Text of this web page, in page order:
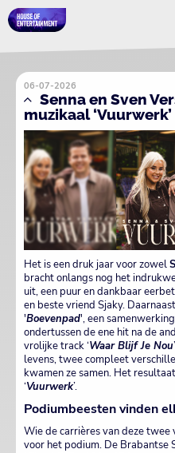
06-07-2026
Senna en Sven
muzikaal ‘Vuurwerk’
Het is een druk jaar voor zowel
bracht onlangs nog het
uit, een puur en dankbaar
en beste vriend Sjaky.
'Boevenpad', een
ondertussen de ene hit na de
vrolijke track ‘Waar Blijf Je Nou
levens, twee compleet
kwamen ze samen. Het
‘Vuurwerk’.
Podiumbeesten vinden
Wie de carrières van deze
voor het podium. De Brabantse